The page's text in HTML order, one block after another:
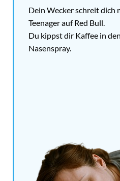
Dein Wecker schreit dich
Teenager auf Red Bull.
Du kippst dir Kaffee in
Nasenspray.